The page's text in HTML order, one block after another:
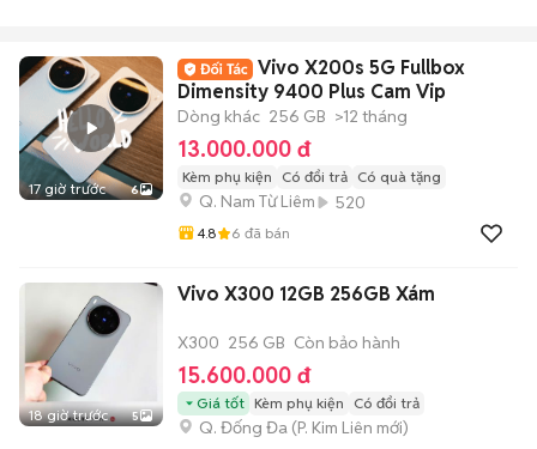
17 giờ trước 6
Vivo X200s 5G Fullbox
Dimensity 9400 Plus Cam Vip
Dòng khác 256 GB >12 tháng
13.000.000 đ
Kèm phụ kiện Có đổi trả Có quà tặng
Q. Nam Từ Liêm 520
4.8 6 đã bán
18 giờ trước 5
Vivo X300 12GB 256GB Xám
X300 256 GB Còn bảo hành
15.600.000 đ
Giá tốt Kèm phụ kiện Có đổi trả
Q. Đống Đa (P. Kim Liên mới)